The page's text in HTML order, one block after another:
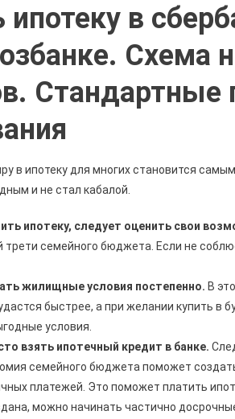
В
Или
ипотеку в
Схема
в ипотеку для многих становится
и не стал кабалой.
ипотеку, следует оценить свои
семейного бюджета. Если не
жилищные условия постепенно. В
быстрее, а при желании купить
условия.
взять ипотечный кредит в банке.
семейного бюджета поможет
платежей. Это поможет платить
можно начинать частично